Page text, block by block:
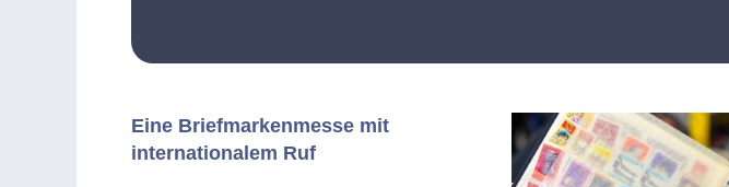
Eine Briefmarkenmesse mit
internationalem Ruf